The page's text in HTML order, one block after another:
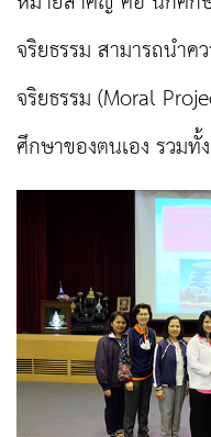
จริยธรรม สามารถนำค
จริยธรรม (Moral
ศึกษาของตนเอง รวม